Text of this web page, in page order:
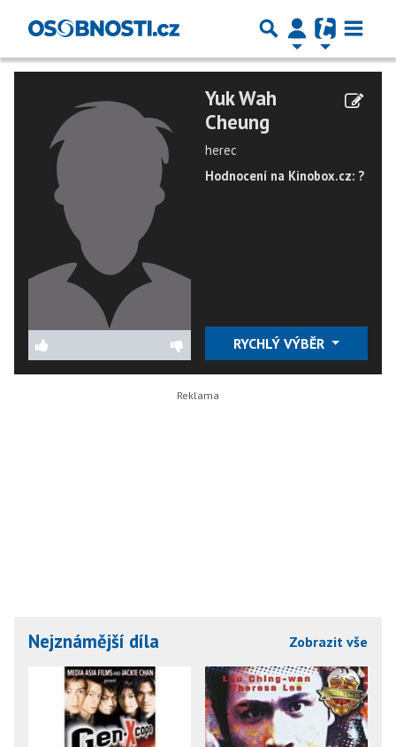
Yuk Wah
Cheung
herec
Hodnocení na Kinobox.cz: ?
RYCHLÝ VÝBĚR
Nejznámější díla Zobrazit vše